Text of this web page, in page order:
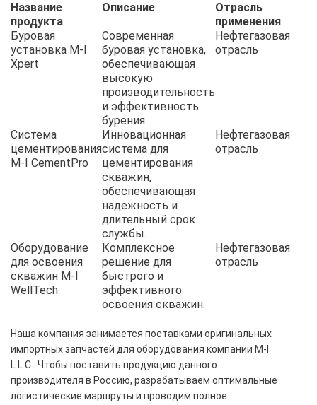
Название
продукта
Описание
Отрасль
применения
Буровая
установка M-I
Xpert
Современная
буровая установка,
обеспечивающая
высокую
производительность
и эффективность
бурения.
Нефтегазовая
отрасль
Система
цементирования
M-I CementPro
Инновационная
система для
цементирования
скважин,
обеспечивающая
надежность и
длительный срок
службы.
Нефтегазовая
отрасль
Оборудование
для освоения
скважин M-I
WellTech
Комплексное
решение для
быстрого и
эффективного
освоения скважин.
Нефтегазовая
отрасль
Наша компания занимается поставками оригинальных
импортных запчастей для оборудования компании M-I
L.L.C.. Чтобы поставить продукцию данного
производителя в Россию, разрабатываем оптимальные
логистические маршруты и проводим полное